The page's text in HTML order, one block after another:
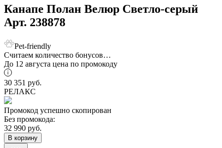
Канапе Полан Велюр Светло-серый
Арт. 238878
Pet-friendly
Считаем количество бонусов…
До 12 августа цена по промокоду
30 351 руб.
РЕЛАКС
Промокод успешно скопирован
Без промокода:
32 990 руб.
В корзину